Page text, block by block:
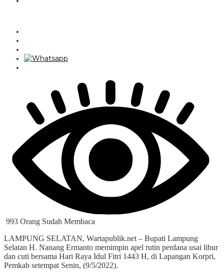
993 Orang Sudah Membaca
LAMPUNG SELATAN, Wartapublik.net – Bupati Lampung
Selatan H. Nanang Ermanto memimpin apel rutin perdana usai libur
dan cuti bersama Hari Raya Idul Fitri 1443 H, di Lapangan Korpri,
Pemkab setempat Senin, (9/5/2022).